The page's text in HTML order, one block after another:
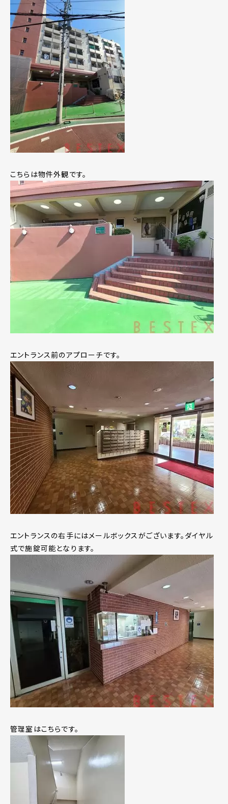
こちらは物件外観です。
エントランス前のアプローチです。
エントランスの右手にはメールボックスがございます。ダイヤル
式で施錠可能となります。
管理室はこちらです。